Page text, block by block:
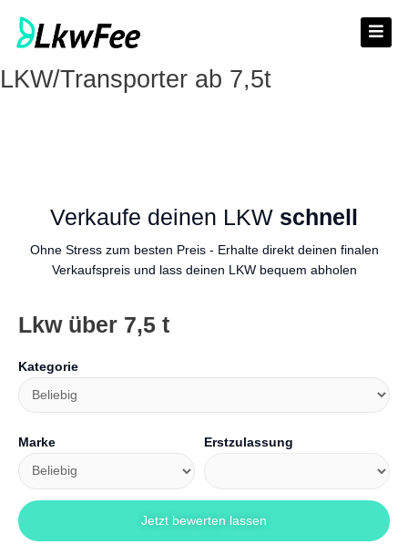
content
FAHRZEUGTYPEN
LKW/Transporter ab 7,5t
Verkaufe deinen LKW schnell
Ohne Stress zum besten Preis - Erhalte direkt deinen finalen
Verkaufspreis und lass deinen LKW bequem abholen
Lkw über 7,5 t
Kategorie
Marke Erstzulassung